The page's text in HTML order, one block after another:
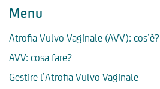
Menu
Atrofia Vulvo Vaginale (AVV): cos’è?
AVV: cosa fare?
Gestire l’Atrofia Vulvo Vaginale